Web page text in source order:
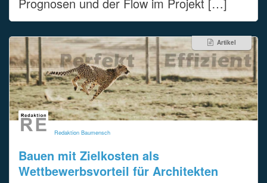
Artikel
Redaktion Baumensch
Bauen mit Zielkosten als
Wettbewerbsvorteil für Architekten